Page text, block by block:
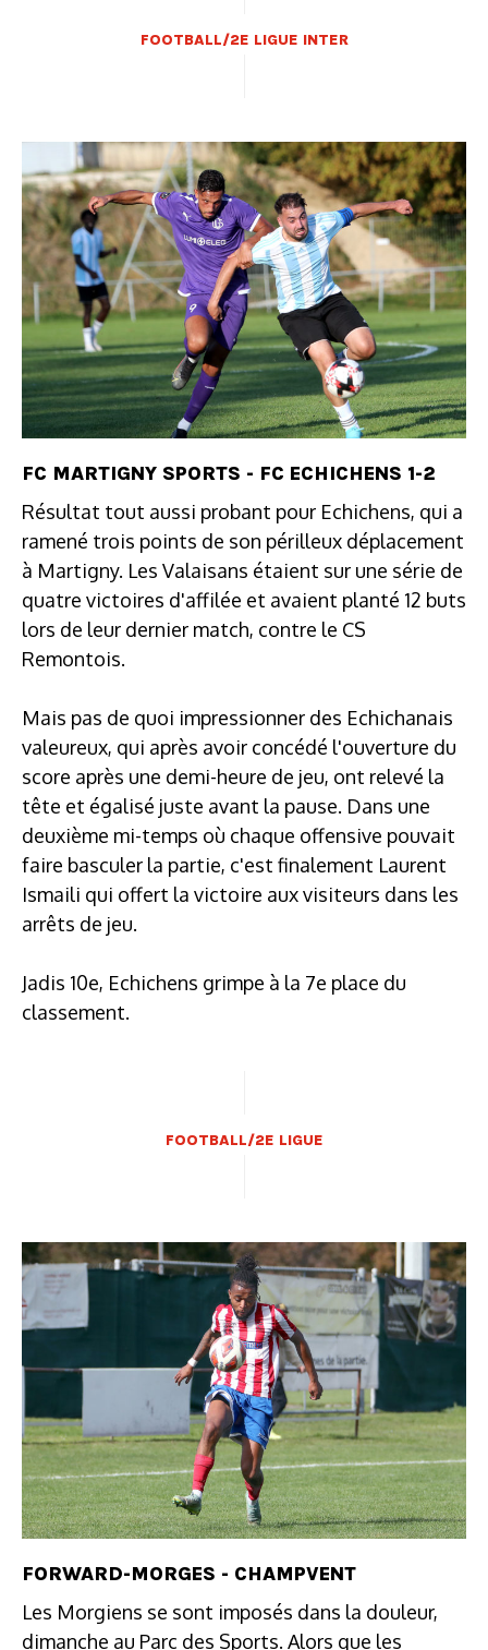
FOOTBALL/2E LIGUE INTER
FC MARTIGNY SPORTS - FC ECHICHENS 1-2
Résultat tout aussi probant pour Echichens, qui a
ramené trois points de son périlleux déplacement
à Martigny. Les Valaisans étaient sur une série de
quatre victoires d'affilée et avaient planté 12 buts
lors de leur dernier match, contre le CS
Remontois.
Mais pas de quoi impressionner des Echichanais
valeureux, qui après avoir concédé l'ouverture du
score après une demi-heure de jeu, ont relevé la
tête et égalisé juste avant la pause. Dans une
deuxième mi-temps où chaque offensive pouvait
faire basculer la partie, c'est finalement Laurent
Ismaili qui offert la victoire aux visiteurs dans les
arrêts de jeu.
Jadis 10e, Echichens grimpe à la 7e place du
classement.
FOOTBALL/2E LIGUE
FORWARD-MORGES - CHAMPVENT
Les Morgiens se sont imposés dans la douleur,
dimanche au Parc des Sports. Alors que les